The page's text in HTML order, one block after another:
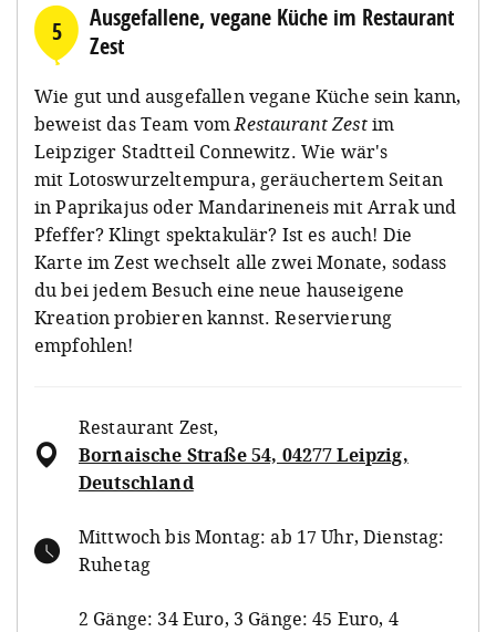
5
Ausgefallene, vegane Küche im Restaurant
Zest
Wie gut und ausgefallen vegane Küche sein kann,
beweist das Team vomRestaurant Zestim
Leipziger Stadtteil Connewitz. Wie wär's
mit Lotoswurzeltempura, geräuchertem Seitan
in Paprikajus oder Mandarineneis mit Arrak und
Pfeffer? Klingt spektakulär? Ist es auch! Die
Karte im Zest wechselt alle zwei Monate, sodass
du bei jedem Besuch eine neue hauseigene
Kreation probieren kannst. Reservierung
empfohlen!
Restaurant Zest,
Bornaische Straße 54, 04277 Leipzig,
Deutschland
Mittwoch bis Montag: ab 17 Uhr, Dienstag:
Ruhetag
2 Gänge: 34 Euro, 3 Gänge: 45 Euro, 4